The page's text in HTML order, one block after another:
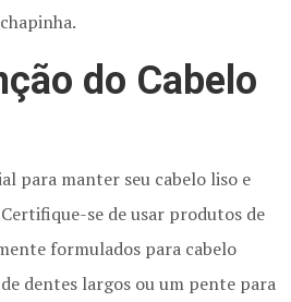
do Cabelo
para manter seu cabelo liso e
se de usar produtos de
formulados para cabelo
de dentes largos ou um pente para